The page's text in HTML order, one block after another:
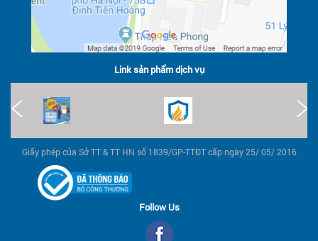
Link sản phẩm dịch vụ
Giấy phép của Sở TT & TT HN số 1839/GP-TTĐT cấp ngày 25/ 05/ 2016
Follow Us